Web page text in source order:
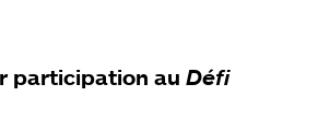
participation au Défi